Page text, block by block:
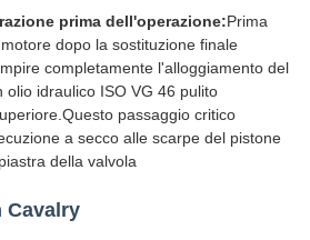
prima dell'operazione:Prima
dopo la sostituzione finale
completamente l'alloggiamento del
olio idraulico ISO VG 46 pulito
passaggio critico
a secco alle scarpe del pistone
della valvola
Cavalry